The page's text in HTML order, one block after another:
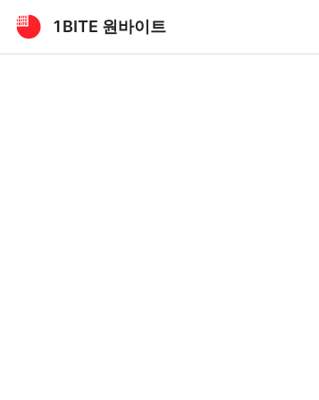
1BITE 원바이트